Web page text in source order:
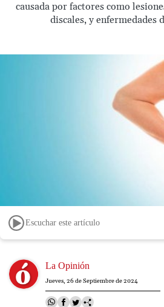
causada por factores como
discales, y enfermedades
Escuchar este artículo
Image La Opinión
Jueves, 26 de Septiembre de 2024